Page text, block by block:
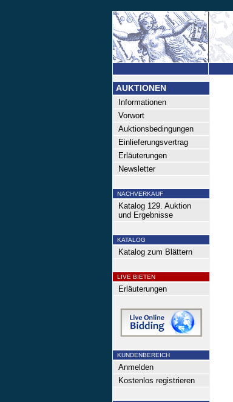
AUKTIONEN
Informationen
Vorwort
Auktionsbedingungen
Einlieferungsvertrag
Erläuterungen
Newsletter
NACHVERKAUF
Katalog 129. Auktion
und Ergebnisse
KATALOG
Katalog zum Blättern
LIVE BIETEN
Erläuterungen
KUNDENBEREICH
Anmelden
Kostenlos registrieren